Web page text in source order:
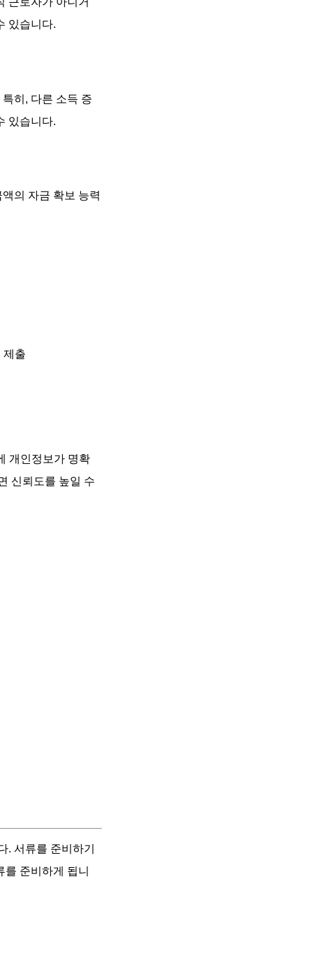
있습니다.
히, 다른 소득 증
있습니다.
의 자금 확보 능력
제출
개인정보가 명확
신뢰도를 높일 수
. 서류를 준비하기
준비하게 됩니